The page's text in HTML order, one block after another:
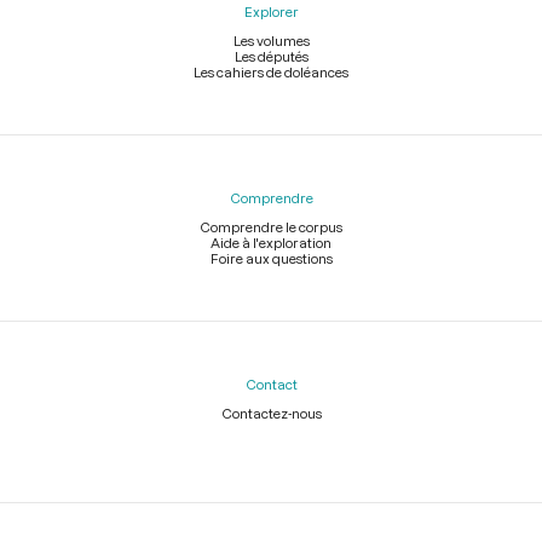
Explorer
Les volumes
Les députés
Les cahiers de doléances
Comprendre
Comprendre le corpus
Aide à l'exploration
Foire aux questions
Contact
Contactez-nous
Légal